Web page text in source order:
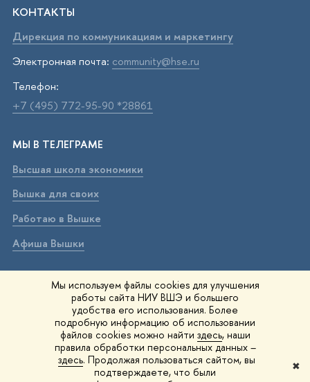
Мы используем файлы cookies для улучшения
работы сайта НИУ ВШЭ и большего
удобства его использования. Более
подробную информацию об использовании
файлов cookies можно найти здесь, наши
правила обработки персональных данных –
здесь. Продолжая пользоваться сайтом, вы
подтверждаете, что были
✖
КОНТАКТЫ
Дирекция по коммуникациям и маркетингу
Электронная почта: community@hse.ru
Телефон:
+7 (495) 772-95-90 *28861
МЫ В ТЕЛЕГРАМЕ
Высшая школа экономики
Вышка для своих
Работаю в Вышке
Афиша Вышки
ВЫШКА В МАХ
Высшая школа экономики
Вышка для своих
Работаю в Вышке